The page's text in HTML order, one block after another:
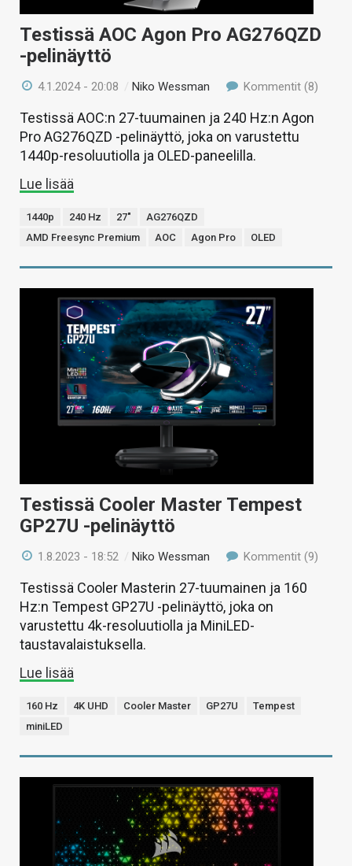
Testissä AOC Agon Pro AG276QZD
-pelinäyttö
4.1.2024 - 20:08 /Niko Wessman Kommentit (8)
Testissä AOC:n 27-tuumainen ja 240 Hz:n Agon
Pro AG276QZD -pelinäyttö, joka on varustettu
1440p-resoluutiolla ja OLED-paneelilla.
Lue lisää
1440p 240 Hz 27"
AG276QZD
AMD Freesync Premium
AOC Agon Pro OLED
Testissä Cooler Master Tempest
GP27U -pelinäyttö
1.8.2023 - 18:52 /Niko Wessman Kommentit (9)
Testissä Cooler Masterin 27-tuumainen ja 160
Hz:n Tempest GP27U -pelinäyttö, joka on
varustettu 4k-resoluutiolla ja MiniLED-
taustavalaistuksella.
Lue lisää
160 Hz 4K UHD Cooler Master GP27U
Tempest
miniLED